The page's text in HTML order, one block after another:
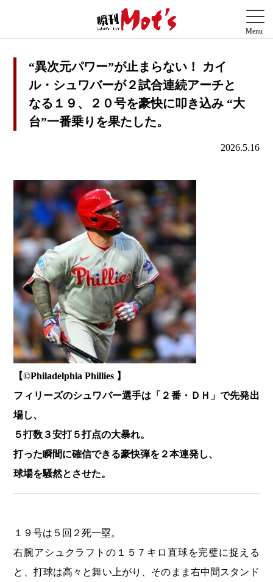
“異次元パワー”が止まらない！ カイ
ル・シュワバーが２試合連続アーチと
なる１９、２０号を豪快に叩き込み “大
台”一番乗りを果たした。
2026.5.16
【©️Philadelphia Phillies 】
フィリーズのシュワバー選手は「２番・ＤＨ」で先発出
場し、
５打数３安打５打点の大暴れ。
打った瞬間に確信できる豪快弾を２本連発し、
球場を騒然とさせた。
１９号は５回２死一塁。
右腕アシュクラフトの１５７キロ直球を完璧に捉える
と、打球は高々と舞い上がり、そのまま右中間スタンド